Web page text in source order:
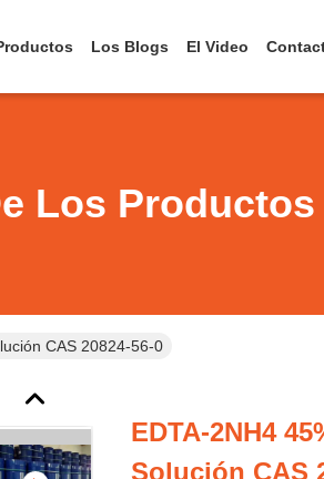
Los Blogs El Video
Los Productos
CAS 20824-56-0
EDTA-2NH4
Solución CAS